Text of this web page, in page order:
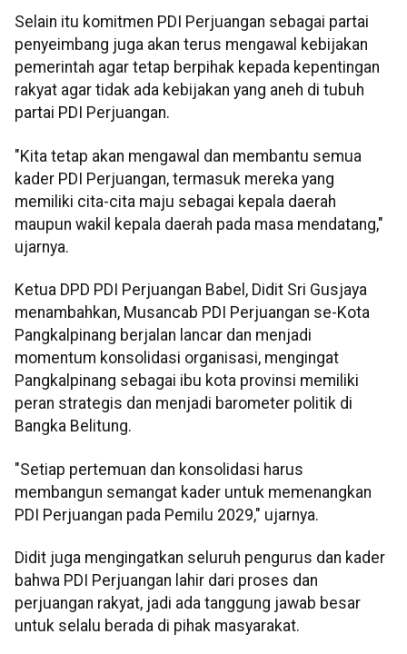
Selain itu komitmen PDI Perjuangan sebagai partai
penyeimbang juga akan terus mengawal kebijakan
pemerintah agar tetap berpihak kepada kepentingan
rakyat agar tidak ada kebijakan yang aneh di tubuh
partai PDI Perjuangan.
"Kita tetap akan mengawal dan membantu semua
kader PDI Perjuangan, termasuk mereka yang
memiliki cita-cita maju sebagai kepala daerah
maupun wakil kepala daerah pada masa mendatang,"
ujarnya.
Ketua DPD PDI Perjuangan Babel, Didit Sri Gusjaya
menambahkan, Musancab PDI Perjuangan se-Kota
Pangkalpinang berjalan lancar dan menjadi
momentum konsolidasi organisasi, mengingat
Pangkalpinang sebagai ibu kota provinsi memiliki
peran strategis dan menjadi barometer politik di
Bangka Belitung.
"Setiap pertemuan dan konsolidasi harus
membangun semangat kader untuk memenangkan
PDI Perjuangan pada Pemilu 2029," ujarnya.
Didit juga mengingatkan seluruh pengurus dan kader
bahwa PDI Perjuangan lahir dari proses dan
perjuangan rakyat, jadi ada tanggung jawab besar
untuk selalu berada di pihak masyarakat.